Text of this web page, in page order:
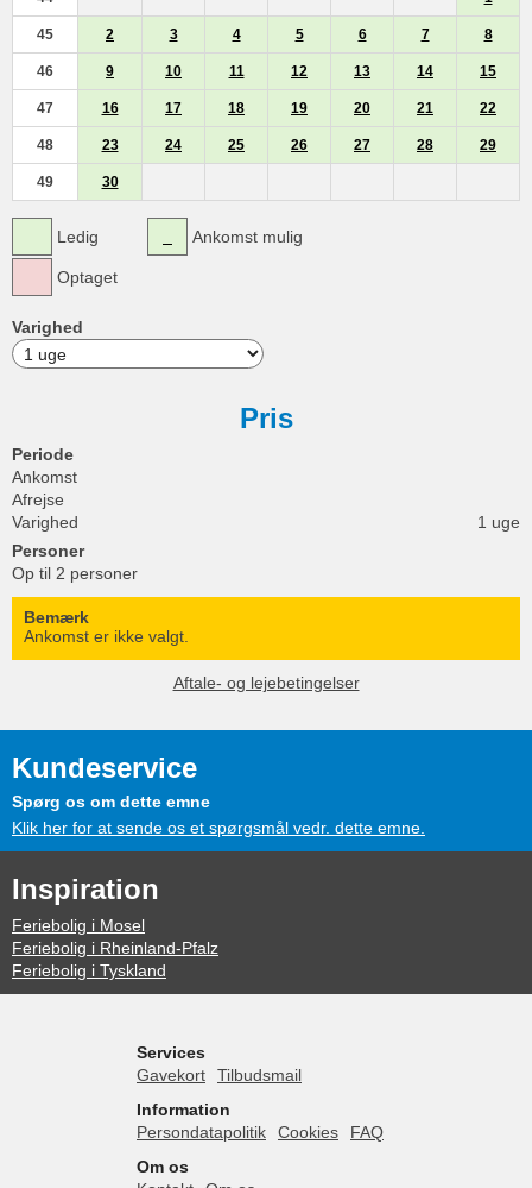
45 2 3 4 5 6 7 8
46 9 10 11 12 13 14 15
47 16 17 18 19 20 21 22
48 23 24 25 26 27 28 29
49 30
Ledig
Optaget
Ankomst mulig
Varighed
Pris
Periode
Ankomst
Afrejse
Varighed
1 uge
Personer
Op til 2 personer
Bemærk
Ankomst er ikke valgt.
Aftale- og lejebetingelser
Kundeservice
Spørg os om dette emne
Klik her for at sende os et spørgsmål vedr. dette emne.
Inspiration
Feriebolig i Mosel
Feriebolig i Rheinland-Pfalz
Feriebolig i Tyskland
Services
Gavekort
Tilbudsmail
Information
Persondatapolitik
Cookies
FAQ
Om os